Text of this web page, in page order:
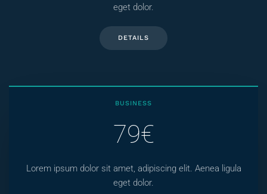
eget dolor.
DETAILS
BUSINESS
79€
Lorem ipsum dolor sit amet, adipiscing elit. Aenea ligula
eget dolor.